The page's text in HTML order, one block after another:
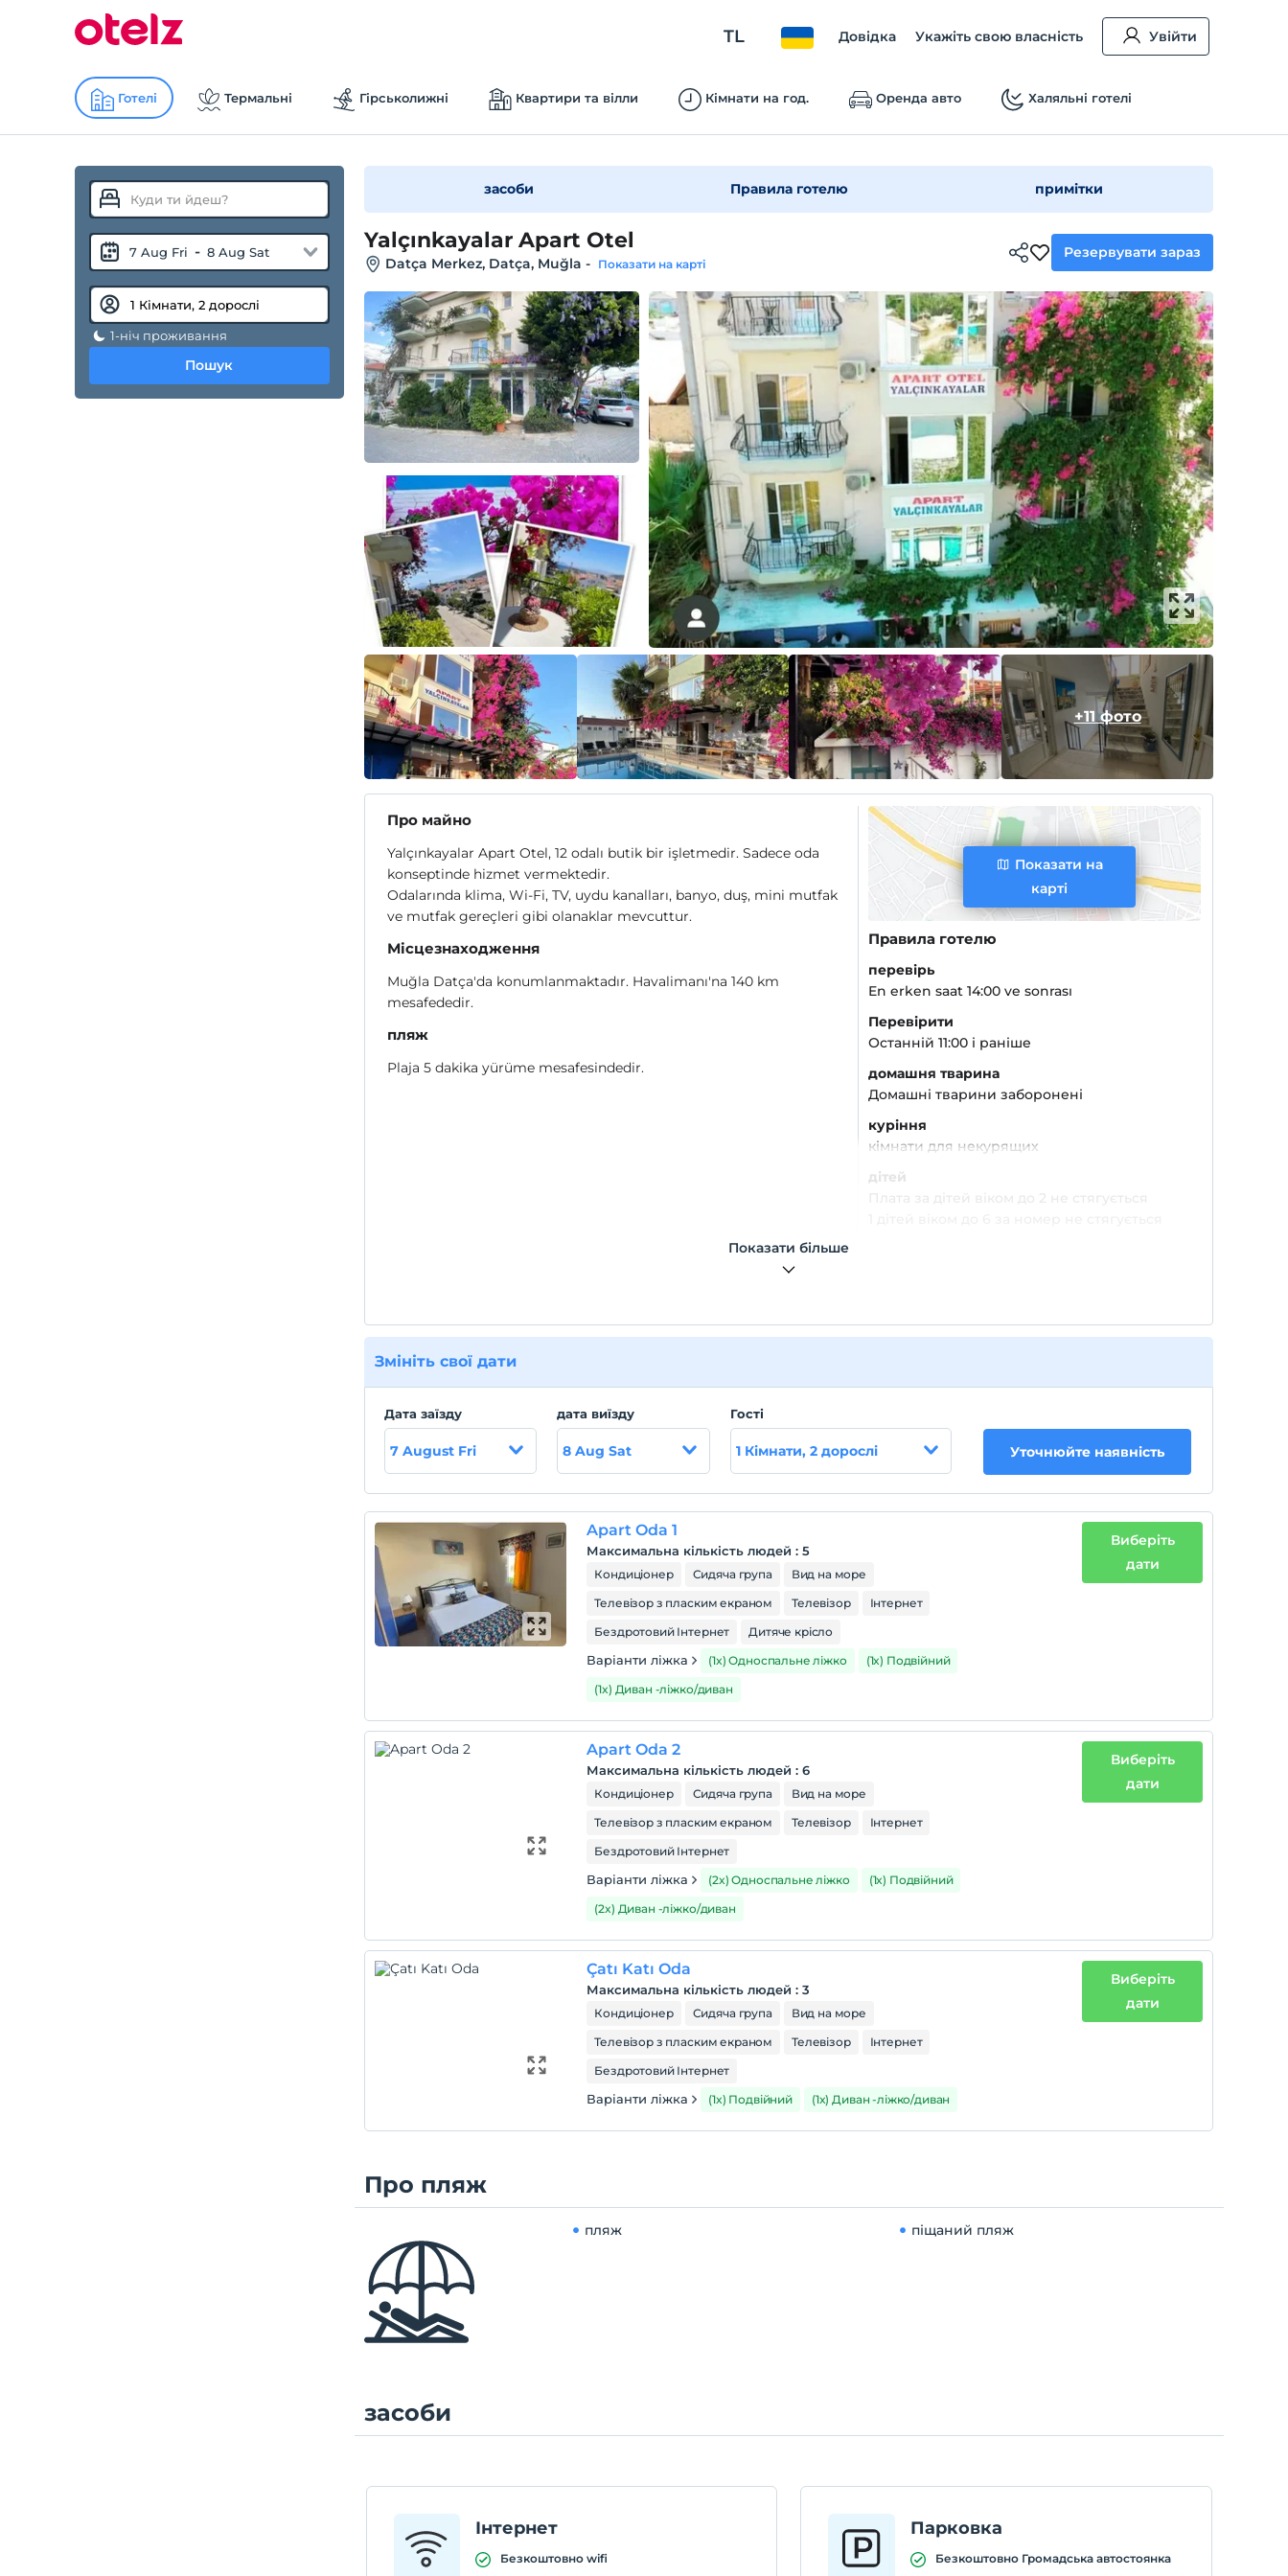
TL Довідка Укажіть свою власність Увійти
Готелі Термальні Гірськолижні Квартири та вілли Кімнати на год. Оренда авто Халяльні готелі
7 Aug Fri - 8 Aug Sat
1-ніч проживання
Пошук
засоби Правила готелю примітки
Yalçınkayalar Apart Otel
Datça Merkez, Datça, Muğla - Показати на карті
Резервувати зараз
+11 фото
Про майно
Yalçınkayalar Apart Otel, 12 odalı butik bir işletmedir. Sadece oda
konseptinde hizmet vermektedir.
Odalarında klima, Wi-Fi, TV, uydu kanalları, banyo, duş, mini mutfak
ve mutfak gereçleri gibi olanaklar mevcuttur.
Місцезнаходження
Muğla Datça'da konumlanmaktadır. Havalimanı'na 140 km
mesafededir.
пляж
Plaja 5 dakika yürüme mesafesindedir.
Показати на
карті
Правила готелю
перевірь
En erken saat 14:00 ve sonrası
Перевірити
Останній 11:00 і раніше
домашня тварина
Домашні тварини заборонені
куріння
кімнати для некурящих
дітей
Показати більше
Змініть свої дати
Дата заїзду
7 August Fri
дата виїзду
8 Aug Sat
Гості
1 Кімнати, 2 дорослі Уточнюйте наявність
Apart Oda 1
Максимальна кількість людей :5
Кондиціонер Сидяча група
Вид на море
Телевізор з пласким екраном
Телевізор
Інтернет
Бездротовий Інтернет
Дитяче крісло
Варіанти ліжка (1x) Односпальне ліжко
(1x) Подвійний
(1x) Диван -ліжко/диван
Виберіть
дати
Apart Oda 2
Максимальна кількість людей :6
Кондиціонер Сидяча група
Вид на море
Телевізор з пласким екраном
Телевізор
Інтернет
Бездротовий Інтернет
Варіанти ліжка (2x) Односпальне ліжко
(1x) Подвійний
(2x) Диван -ліжко/диван
Виберіть
дати
Çatı Katı Oda
Максимальна кількість людей :3
Кондиціонер Сидяча група
Вид на море
Телевізор з пласким екраном
Телевізор
Інтернет
Бездротовий Інтернет
Варіанти ліжка (1x) Подвійний (1x) Диван -ліжко/диван
Виберіть
дати
Про пляж
пляж піщаний пляж
засоби
Інтернет
Безкоштовно wifi
Парковка
Безкоштовно Громадська автостоянка